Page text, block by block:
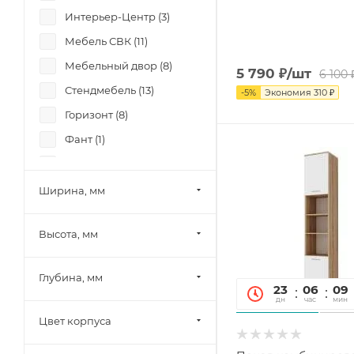
5 790 ₽/шт 6 100
-5% Экономия 310 ₽
23
дн
06
час
09
мин
Интерьер-Центр (3)
Мебель СВК (11)
Мебельный двор (8)
Стендмебель (13)
Горизонт (8)
Фант (1)
Памир (
Миф (19
(Сведства VMG Industry)
SV-Мебель (
Ширина, мм
Высота, мм
Глубина, мм
Цвет корпуса